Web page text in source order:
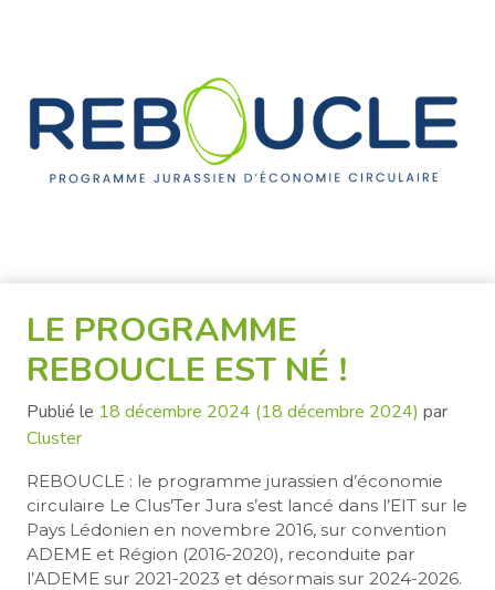
LE PROGRAMME
REBOUCLE EST NÉ !
Publié le 18 décembre 2024 (18 décembre 2024) par
Cluster
REBOUCLE : le programme jurassien d’économie
circulaire Le Clus’Ter Jura s’est lancé dans l’EIT sur le
Pays Lédonien en novembre 2016, sur convention
ADEME et Région (2016-2020), reconduite par
l’ADEME sur 2021-2023 et désormais sur 2024-2026.